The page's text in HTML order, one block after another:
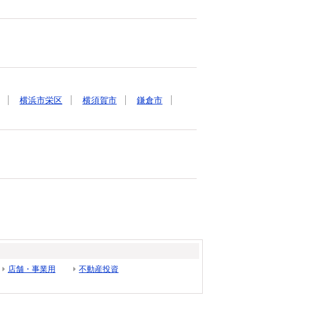
横浜市栄区 横須賀市
鎌倉市
店舗・事業用
不動産投資